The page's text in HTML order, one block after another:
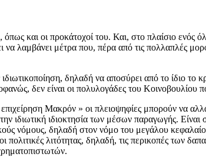
και οι προκάτοχοί του. Και, στο πλαίσιο ενός
λαμβάνει μέτρα που, πέρα από τις πολλαπλές
δηλαδή να αποσύρει από το ίδιο το
δεν είναι οι πολυλογάδες του Κοινοβουλίου
Μακρόν » οι πλειοψηφίες μπορούν να
ιδιωτική ιδιοκτησία των μέσων παραγωγής.
νόμους, δηλαδή στον νόμο του μεγάλου
λιτότητας, δηλαδή, τις περικοπές των